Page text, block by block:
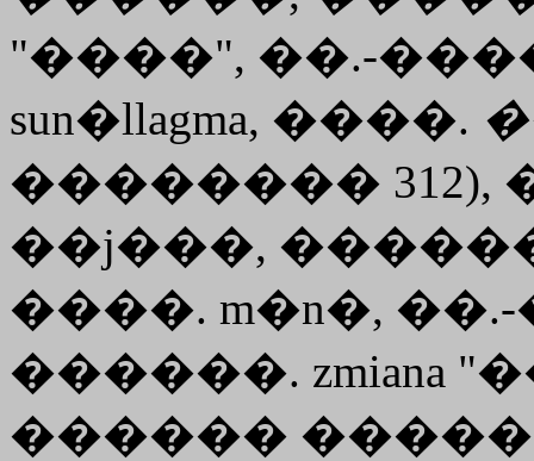
"����", ��.-
sun�llagma, ����.
��������
��j���, ������.
����. m�n�, ��.-
������. zmiana
������